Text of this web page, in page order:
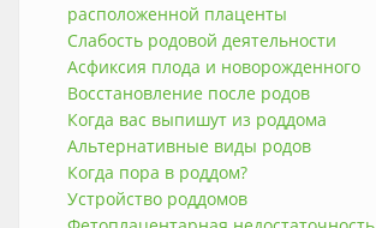
расположенной плаценты
Слабость родовой деятельности
Асфиксия плода и новорожденного
Восстановление после родов
Когда вас выпишут из роддома
Альтернативные виды родов
Когда пора в роддом?
Устройство роддомов